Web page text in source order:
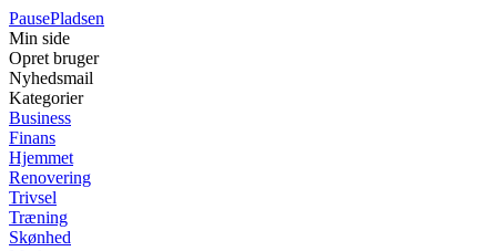
PausePladsen
Min side
Opret bruger
Nyhedsmail
Kategorier
Business
Finans
Hjemmet
Renovering
Trivsel
Træning
Skønhed